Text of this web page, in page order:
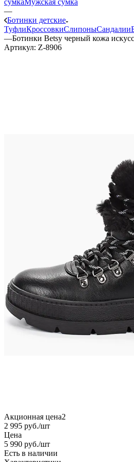
—
Ботинки детские
ТуфлиКроссовкиСлипоныСандалии
—Ботинки Betsy черный кожа
Артикул: Z-8906
Акционная цена2
2 995 руб./шт
Цена
5 990 руб./шт
Есть в наличии